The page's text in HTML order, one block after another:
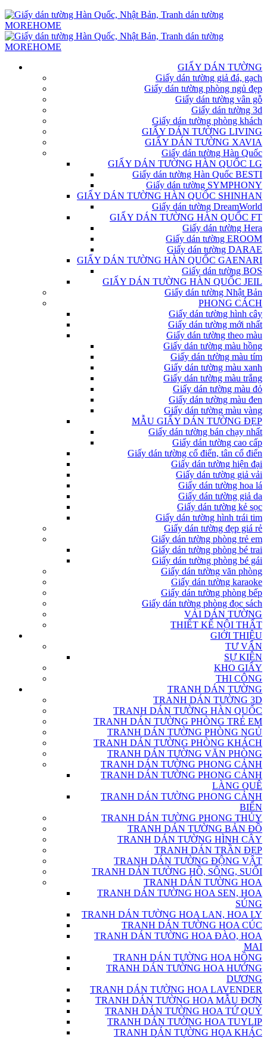
GIẤY DÁN TƯỜNG
Giấy dán tường giả đá, gạch
Giấy dán tường phòng ngủ đẹp
Giấy dán tường vân gỗ
Giấy dán tường 3d
Giấy dán tường phòng khách
GIẤY DÁN TƯỜNG LIVING
GIẤY DÁN TƯỜNG XAVIA
Giấy dán tường Hàn Quốc
GIẤY DÁN TƯỜNG HÀN QUỐC LG
Giấy dán tường Hàn Quốc BESTI
Giấy dán tường SYMPHONY
GIẤY DÁN TƯỜNG HÀN QUỐC SHINHAN
Giấy dán tường DreamWorld
GIẤY DÁN TƯỜNG HÀN QUỐC FT
Giấy dán tường Hera
Giấy dán tường EROOM
Giấy dán tường DARAE
GIẤY DÁN TƯỜNG HÀN QUỐC GAENARI
Giấy dán tường BOS
GIẤY DÁN TƯỜNG HÀN QUỐC JEIL
Giấy dán tường Nhật Bản
PHONG CÁCH
Giấy dán tường hình cây
Giấy dán tường mới nhất
Giấy dán tường theo màu
Giấy dán tường màu hồng
Giấy dán tường màu tím
Giấy dán tường màu xanh
Giấy dán tường màu trắng
Giấy dán tường màu đỏ
Giấy dán tường màu đen
Giấy dán tường màu vàng
MẪU GIẤY DÁN TƯỜNG ĐẸP
Giấy dán tường bán chạy nhất
Giấy dán tường cao cấp
Giấy dán tường cổ điển, tân cổ điển
Giấy dán tường hiện đại
Giấy dán tường giả vải
Giấy dán tường hoa lá
Giấy dán tường giả da
Giấy dán tường kẻ sọc
Giấy dán tường hình trái tim
Giấy dán tường đẹp giá rẻ
Giấy dán tường phòng trẻ em
Giấy dán tường phòng bé trai
Giấy dán tường phòng bé gái
Giấy dán tường văn phòng
Giấy dán tường karaoke
Giấy dán tường phòng bếp
Giấy dán tường phòng đọc sách
VẢI DÁN TƯỜNG
THIẾT KẾ NỘI THẤT
GIỚI THIỆU
TƯ VẤN
SỰ KIỆN
KHO GIẤY
THI CÔNG
TRANH DÁN TƯỜNG
TRANH DÁN TƯỜNG 3D
TRANH DÁN TƯỜNG HÀN QUỐC
TRANH DÁN TƯỜNG PHÒNG TRẺ EM
TRANH DÁN TƯỜNG PHÒNG NGỦ
TRANH DÁN TƯỜNG PHÒNG KHÁCH
TRANH DÁN TƯỜNG VĂN PHÒNG
TRANH DÁN TƯỜNG PHONG CẢNH
TRANH DÁN TƯỜNG PHONG CẢNH
LÀNG QUÊ
TRANH DÁN TƯỜNG PHONG CẢNH
BIỂN
TRANH DÁN TƯỜNG PHONG THỦY
TRANH DÁN TƯỜNG BẢN ĐỒ
TRANH DÁN TƯỜNG HÌNH CÂY
TRANH DÁN TRẦN ĐẸP
TRANH DÁN TƯỜNG ĐỘNG VẬT
TRANH DÁN TƯỜNG HỒ, SÔNG, SUỐI
TRANH DÁN TƯỜNG HOA
TRANH DÁN TƯỜNG HOA SEN, HOA
SÚNG
TRANH DÁN TƯỜNG HOA LAN, HOA LY
TRANH DÁN TƯỜNG HOA CÚC
TRANH DÁN TƯỜNG HOA ĐÀO, HOA
MAI
TRANH DÁN TƯỜNG HOA HỒNG
TRANH DÁN TƯỜNG HOA HƯỚNG
DƯƠNG
TRANH DÁN TƯỜNG HOA LAVENDER
TRANH DÁN TƯỜNG HOA MẪU ĐƠN
TRANH DÁN TƯỜNG HOA TỨ QUÝ
TRANH DÁN TƯỜNG HOA TUYLIP
TRANH DÁN TƯỜNG HOA KHÁC